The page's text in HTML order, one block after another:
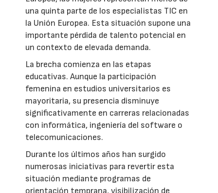
una quinta parte de los especialistas TIC en
la Unión Europea. Esta situación supone una
importante pérdida de talento potencial en
un contexto de elevada demanda.
La brecha comienza en las etapas
educativas. Aunque la participación
femenina en estudios universitarios es
mayoritaria, su presencia disminuye
significativamente en carreras relacionadas
con informática, ingeniería del software o
telecomunicaciones.
Durante los últimos años han surgido
numerosas iniciativas para revertir esta
situación mediante programas de
orientación temprana, visibilización de